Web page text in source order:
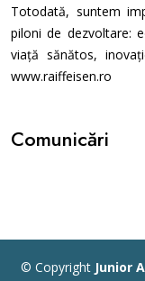
Totodată, suntem
piloni de dezvoltare:
viață sănătos,
www.raiffeisen.ro
Comunicări
© Copyright Junior